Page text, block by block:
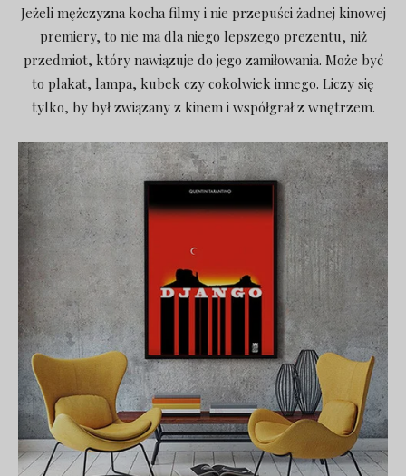
Jeżeli mężczyzna kocha filmy i nie przepuści żadnej kinowej
premiery, to nie ma dla niego lepszego prezentu, niż
przedmiot, który nawiązuje do jego zamiłowania. Może być
to plakat, lampa, kubek czy cokolwiek innego. Liczy się
tylko, by był związany z kinem i współgrał z wnętrzem.